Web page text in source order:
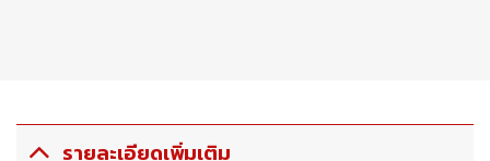
รายละเอียดเพิ่มเติม